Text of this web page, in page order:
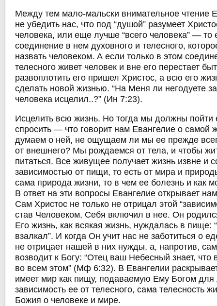
Между тем мало-мальски внимательное чтение
не убедить нас, что под “душой” разумеет
человека, или еще лучше “всего человека” — то
соединение в нем духовного и телесного,
назвать человеком. А если только в этом
телесного живет человек и вне его перестает
развоплотить его пришел Христос, а всю его
сделать новой жизнью. “На Меня ли негодуете
человека исцелил..?” (Ин 7:23).
Исцелить всю жизнь. Но тогда мы должны пойти
спросить — что говорит нам Евангелие о самой
думаем о ней, не ощущаем ли мы ее прежде
от внешнего? Мы рождаемся от тела, и чтобы
питаться. Все живущее получает жизнь извне и
зависимостью от пищи, то есть от мира и
сама природа жизни, то в чем ее болезнь и как
В ответ на эти вопросы Евангелие открывает
Сам Христос не только не отрицал этой
став Человеком, Себя включил в нее. Он
Его жизнь, как всякая жизнь, нуждалась в пище:
взалкал”. И когда Он учит нас не заботиться о
не отрицает нашей в них нужды, а, напротив,
возводит к Богу: “Отец ваш Небесный знает, что
во всем этом” (Мф 6:32). В Евангелии
имеет мир как пищу, подаваемую Ему Богом для
зависимость ее от телесного, сама телесность
Божия о человеке и мире.